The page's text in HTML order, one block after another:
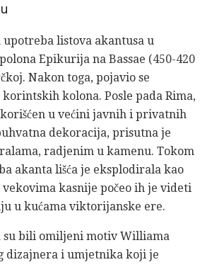
listova akantusa u
Epikurija na Bassae (450-420
Nakon toga, pojavio se
kolona. Posle pada Rima,
u većini javnih i privatnih
dekoracija, prisutna je
radjenim u kamenu. Tokom
akanta lišća je eksplodirala kao
kasnije počeo ih je videti
u kućama viktorijanske ere.
su bili omiljeni motiv Williama
dizajnera i umjetnika koji je